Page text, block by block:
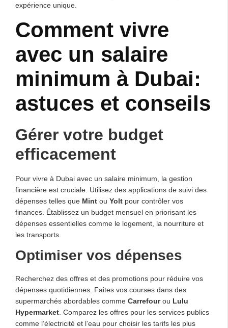
expérience unique.
Comment vivre
avec un salaire
minimum à Dubai:
astuces et conseils
Gérer votre budget
efficacement
Pour vivre à Dubai avec un salaire minimum, la gestion
financière est cruciale. Utilisez des applications de suivi des
dépenses telles que Mint ou Yolt pour contrôler vos
finances. Établissez un budget mensuel en priorisant les
dépenses essentielles comme le logement, la nourriture et
les transports.
Optimiser vos dépenses
Recherchez des offres et des promotions pour réduire vos
dépenses quotidiennes. Faites vos courses dans des
supermarchés abordables comme Carrefourou Lulu
Hypermarket . Comparez les offres pour les services publics
comme l’électricité et l’eau pour choisir les tarifs les plus